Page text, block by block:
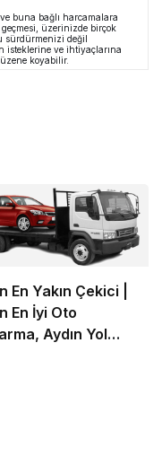
buna bağlı harcamalara
üzerinizde birçok
sürdürmenizi değil
isteklerine ve ihtiyaçlarına
koyabilir.
En Yakın Çekici |
En İyi Oto
Aydın Yol